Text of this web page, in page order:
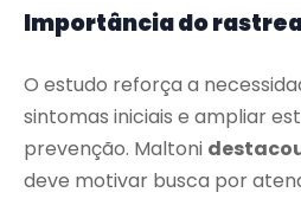
Importância do
O estudo reforça a
sintomas iniciais e ampliar
prevenção. Maltoni
deve motivar busca por